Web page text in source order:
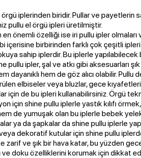
iplerinden biridir. Pullar ve
pullu el örgü ipleri üretilmiştir.
önemli özelliği ise iri pullu ipler
içerisine birbirinden farklı çok çeşitli
sahip iplerdir. Bu iplerle yapılabilecek
pullu ipler, şal ve atkı gibi aksesuarları
dayanıklı hem de göz alıcı olabilir. Pullu
elbiseler veya bluzlar, gece
için de bu ipleri kullanabilirsiniz. Örgü
için shine pullu iplerle yastık kılıfı
de yumuşak olan bu iplerle bebek
ya da şapkalar da shine pullu iplerle
dekoratif kutular için shine pullu
zarif ve şık bir hava katar, bu yüzden
ve doku özelliklerini korumak için